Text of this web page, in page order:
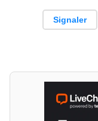
Signaler